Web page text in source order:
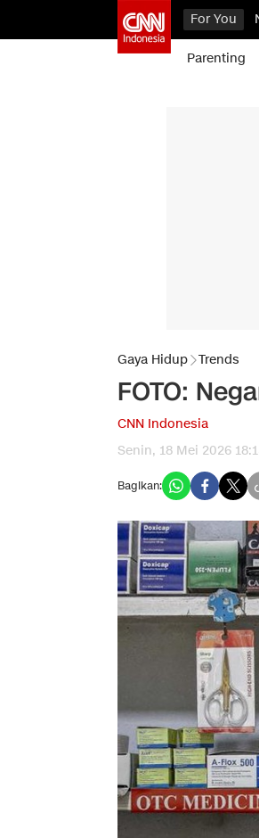
For You
Parenting
Gaya Hidup Trends
FOTO:
CNN Indonesia
Senin, 18 Mei 2026
Bagikan: